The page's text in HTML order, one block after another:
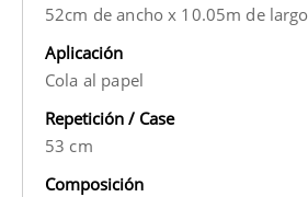
52cm de ancho x 10.05m de largo
Aplicación
Cola al papel
Repetición / Case
53 cm
Composición